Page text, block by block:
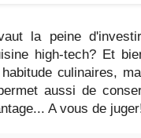
la peine
high-tech? Et
culinaires,
aussi de
A vous de